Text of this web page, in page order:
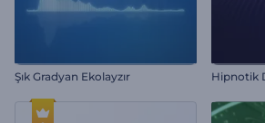
Şık Gradyan Ekolayzır Hipnotik